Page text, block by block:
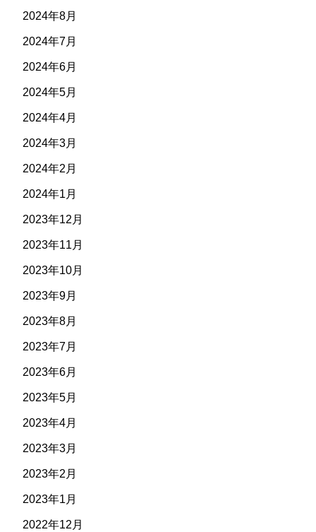
2024年8月
2024年7月
2024年6月
2024年5月
2024年4月
2024年3月
2024年2月
2024年1月
2023年12月
2023年11月
2023年10月
2023年9月
2023年8月
2023年7月
2023年6月
2023年5月
2023年4月
2023年3月
2023年2月
2023年1月
2022年12月